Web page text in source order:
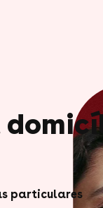
particulares